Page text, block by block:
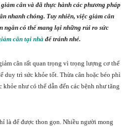
cân và đã thực hành các phương pháp
nhanh chóng. Tuy nhiên, việc giảm cân
ngắn có thể mang lại những rủi ro sức
cân tại nhà để tránh nhé.
cân rất quan trọng vì trọng lượng cơ thể
duy trì sức khỏe tốt. Thừa cân hoặc béo phì
khỏe như có thể dẫn đến các bệnh như tăng
là để được thon gọn. Nhiều người mong